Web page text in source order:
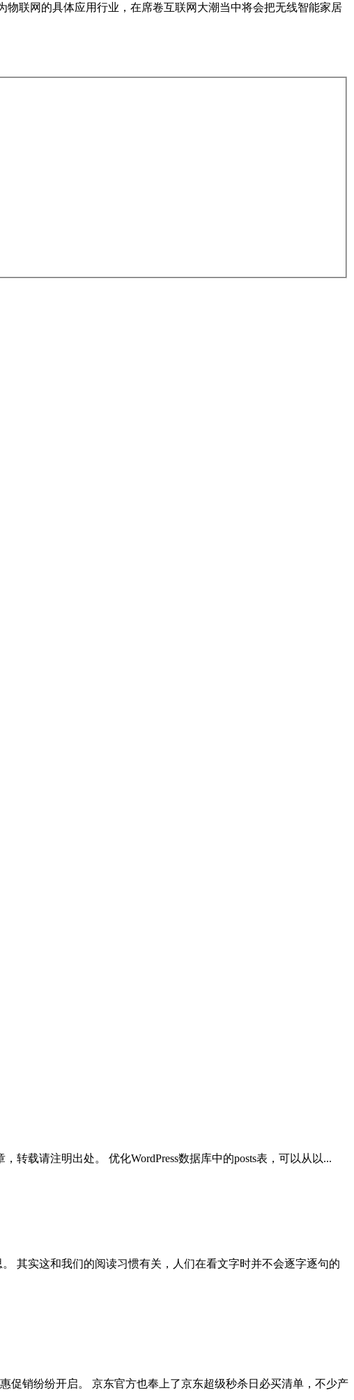
联网的具体应用行业，在席卷互联网大潮当中将会把无线智能家居
转载请注明出处。 优化WordPress数据库中的posts表，可以从以...
其实这和我们的阅读习惯有关，人们在看文字时并不会逐字逐句的
促销纷纷开启。 京东官方也奉上了京东超级秒杀日必买清单，不少产